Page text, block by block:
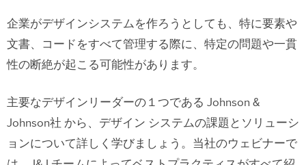
企業がデザインシステムを作ろうとしても、特に要素や
文書、コードをすべて管理する際に、特定の問題や一貫
性の断絶が起こる可能性があります。
主要なデザインリーダーの１つである Johnson &
Johnson社 から、デザイン システムの課題とソリューシ
ョンについて詳しく学びましょう。当社のウェビナーで